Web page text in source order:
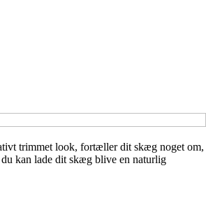
trimmet look, fortæller dit skæg noget om,
kan lade dit skæg blive en naturlig